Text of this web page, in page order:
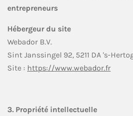
entrepreneurs
Hébergeur du site
Webador B.V.
Sint Janssingel 92, 5211 DA 's-
Site : https://www.webador.fr
3. Propriété intellectuelle